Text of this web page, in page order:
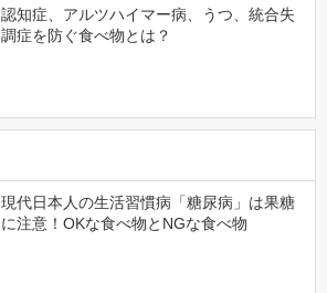
認知症、アルツハイマー病、うつ、統合失
調症を防ぐ食べ物とは？
現代日本人の生活習慣病「糖尿病」は果糖
に注意！OKな食べ物とNGな食べ物